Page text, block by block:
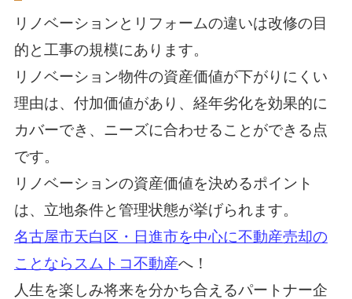
リノベーションとリフォームの違いは改修の目
的と工事の規模にあります。
リノベーション物件の資産価値が下がりにくい
理由は、付加価値があり、経年劣化を効果的に
カバーでき、ニーズに合わせることができる点
です。
リノベーションの資産価値を決めるポイント
は、立地条件と管理状態が挙げられます。
名古屋市天白区・日進市を中心に不動産売却の
ことならスムトコ不動産へ！
人生を楽しみ将来を分かち合えるパートナー企